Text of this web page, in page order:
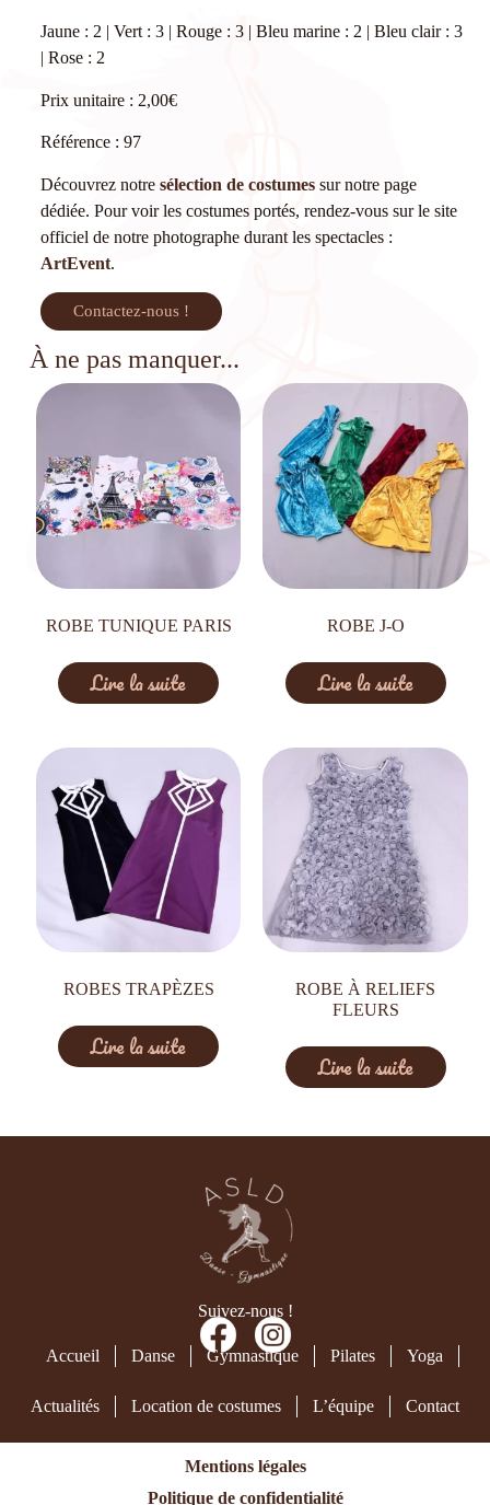
Jaune : 2 | Vert : 3 | Rouge : 3 | Bleu marine : 2 | Bleu clair : 3
| Rose : 2
Prix unitaire : 2,00€
Référence : 97
Découvrez notre sélection de costumessur notre page
dédiée. Pour voir les costumes portés, rendez-vous sur le site
officiel de notre photographe durant les spectacles :
ArtEvent.
Contactez-nous !
À ne pas manquer...
ROBE TUNIQUE PARIS
Lire la suite
ROBE J-O
Lire la suite
ROBES TRAPÈZES
Lire la suite
ROBE À RELIEFS
FLEURS
Lire la suite
Suivez-nous !
Accueil Danse Gymnastique Pilates Yoga
Actualités Location de costumes L’équipe Contact
Mentions légales
Politique de confidentialité